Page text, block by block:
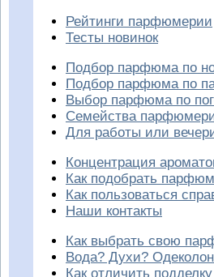
Рейтинги парфюмерии
Тесты новинок
Подбор парфюма по
Подбор парфюма по
Выбор парфюма по
Семейства
Для работы или
Концентрация
Как подобрать парфюм
Как пользоваться
Наши контакты
Как выбрать свою
Вода? Духи?
Как отличить